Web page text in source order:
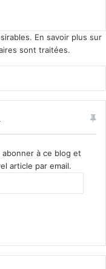
En savoir plus sur
sont traitées.
à ce blog et
article par email.